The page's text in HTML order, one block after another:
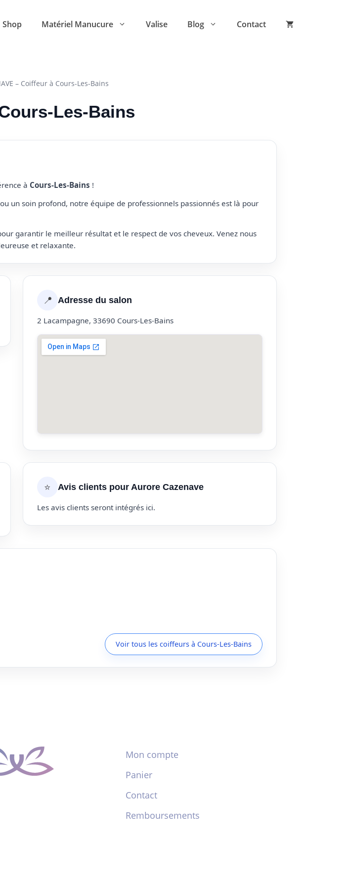
Shop Matériel Manucure Valise Blog Contact
– Coiffeur à Cours-Les-Bains
Les-Bains
à Cours-Les-Bains !
un soin profond, notre équipe de professionnels passionnés est là pour
garantir le meilleur résultat et le respect de vos cheveux. Venez nous
et relaxante.
📍 Adresse du salon
2 Lacampagne, 33690 Cours-Les-Bains
⭐ Avis clients pour Aurore Cazenave
Les avis clients seront intégrés ici.
Voir tous les coiffeurs à Cours-Les-Bains
Mon compte
Panier
Contact
Remboursements